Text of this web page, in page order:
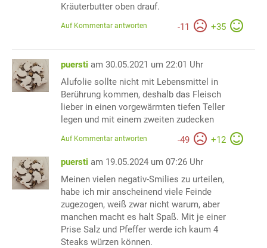
Kräuterbutter oben drauf.
-11 +35
Auf Kommentar antworten
puersti am 30.05.2021 um 22:01 Uhr
Alufolie sollte nicht mit Lebensmittel in
Berührung kommen, deshalb das Fleisch
lieber in einen vorgewärmten tiefen Teller
legen und mit einem zweiten zudecken
-49 +12
Auf Kommentar antworten
puersti am 19.05.2024 um 07:26 Uhr
Meinen vielen negativ-Smilies zu urteilen,
habe ich mir anscheinend viele Feinde
zugezogen, weiß zwar nicht warum, aber
manchen macht es halt Spaß. Mit je einer
Prise Salz und Pfeffer werde ich kaum 4
Steaks würzen können.